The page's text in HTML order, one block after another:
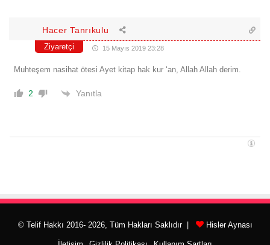
Hacer Tanrıkulu
Ziyaretçi 15 Mayıs 2019 23:28
Muhteşem nasihat ötesi Ayet kitap hak kur ‘an, Allah Allah derim.
2 Yanıtla
© Telif Hakkı 2016- 2026, Tüm Hakları Saklıdır | Hisler Aynası